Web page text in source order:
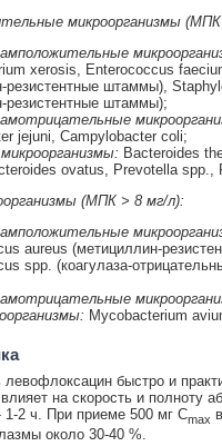
микроорганизмы
xerosis, Enterococcus
резистентные штаммы),
резистентные штаммы);
jejuni, Campylobacter coli;
Bacteroides
ovatus, Prevotella spp.,
(МПК > 8 мг/л):
aureus (метициллин-
spp. (коагулаза-
Mycobacterium
левофлоксацин быстро и
на скорость и полноту
1-2 ч. При приеме 500 мг Сmax
около 30-40 %.